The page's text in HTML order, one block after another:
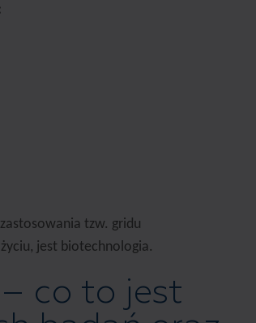
tzw. gridu
jest biotechnologia.
co to jest